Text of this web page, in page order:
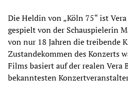
Die Heldin von „Köln 75“ ist
gespielt von der Schauspielerin
von nur 18 Jahren die treibende
Zustandekommen des Konzerts
Films basiert auf der realen Vera
bekanntesten